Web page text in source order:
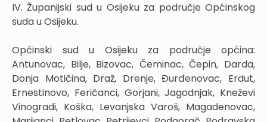
IV. Županijski sud u Osijeku za područje Općinskog
suda u Osijeku.
Općinski sud u Osijeku za područje općina:
Antunovac, Bilje, Bizovac, Čeminac, Čepin, Darda,
Donja Motičina, Draž, Drenje, Đurđenovac, Erdut,
Ernestinovo, Feričanci, Gorjani, Jagodnjak, Kneževi
Vinogradi, Koška, Levanjska Varoš, Magadenovac,